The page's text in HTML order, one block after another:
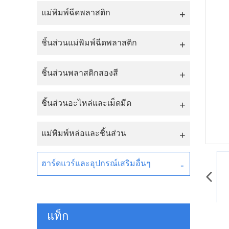
แม่พิมพ์ฉีดพลาสติก
ชิ้นส่วนแม่พิมพ์ฉีดพลาสติก
ชิ้นส่วนพลาสติกสองสี
ชิ้นส่วนอะไหล่และเม็ดมีด
แม่พิมพ์หล่อและชิ้นส่วน
ฮาร์ดแวร์และอุปกรณ์เสริมอื่นๆ
แท็ก